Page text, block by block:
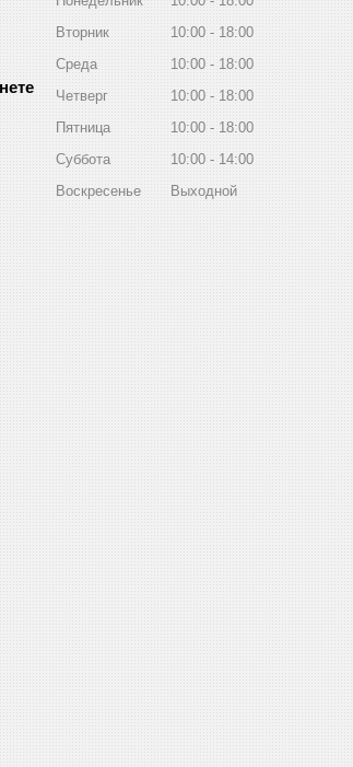
Вторник
10:00
18:00
Среда
10:00
18:00
Четверг
10:00
18:00
Пятница
10:00
18:00
Суббота
10:00
14:00
Воскресенье
Выходной